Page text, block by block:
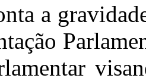
a